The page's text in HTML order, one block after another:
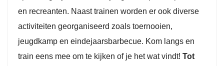
en recreanten. Naast trainen worden er ook diverse
activiteiten georganiseerd zoals toernooien,
jeugdkamp en eindejaarsbarbecue. Kom langs en
train eens mee om te kijken of je het wat vindt! Tot